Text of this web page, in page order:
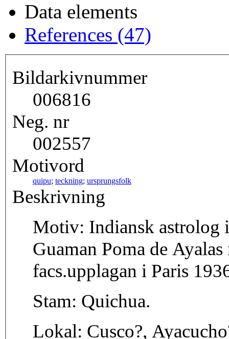
Data elements
References (47)
Bildarkivnummer
006816
Neg. nr
002557
Motivord
quipu; teckning; ursprungsfolk
Beskrivning
Motiv: Indiansk astrolog i inkariket med quipu. Sid. 883 i
Guaman Poma de
facs.upplagan i Paris
Stam: Quichua.
Lokal: Cusco?,